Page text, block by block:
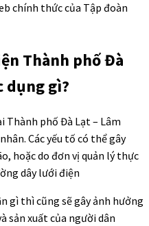
chính thức của Tập đoàn
Thành phố Đà
dụng gì?
Thành phố Đà Lạt – Lâm
Các yếu tố có thể gây
hoặc do đơn vị quản lý thực
dây lưới điện
gì thì cũng sẽ gây ảnh hưởng
sản xuất của người dân